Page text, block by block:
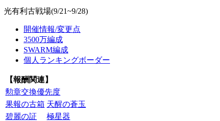
光有利古戦場(9/21~9/28)
開催情報/変更点
3500万編成
SWARM編成
個人ランキングボーダー
【報酬関連】
勲章交換優先度
果報の古箱 天醒の蒼玉
碧麗の証
極星器